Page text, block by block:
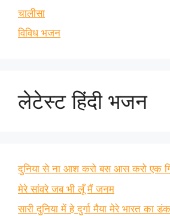
चालीसा
विविध भजन
लेटेस्ट हिंदी भजन
दुनिया से ना आश करो बस आस करो एक
मेरे सांवरे जब भी लूँ मैं जनम
सारी दुनिया में हे दुर्गा मैया मेरे भारत का